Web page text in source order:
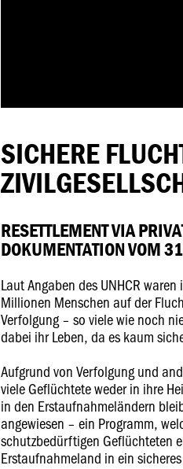
SICHERE
RESETTLEMENT VIA
DOKUMENTATION VOM
Laut Angaben des UNHCR
Millionen Menschen auf der
Verfolgung – so viele wie noch
dabei ihr Leben, da es kaum
Aufgrund von Verfolgung und
viele Geflüchtete weder in ihre
in den Erstaufnahmeländern
angewiesen – ein Programm,
schutzbedürftigen Geflüchteten
Erstaufnahmeland in ein